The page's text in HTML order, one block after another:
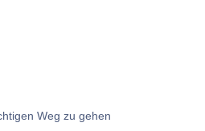
Weg zu gehen